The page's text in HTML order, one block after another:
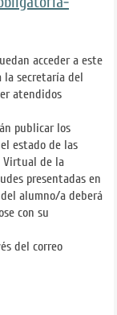
acceder a este
la secretaría del
atendidos
publicar los
estado de las
Virtual de la
presentadas en
alumno/a deberá
con su
del correo